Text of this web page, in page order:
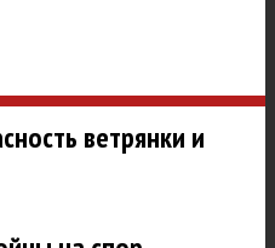
ветрянки и